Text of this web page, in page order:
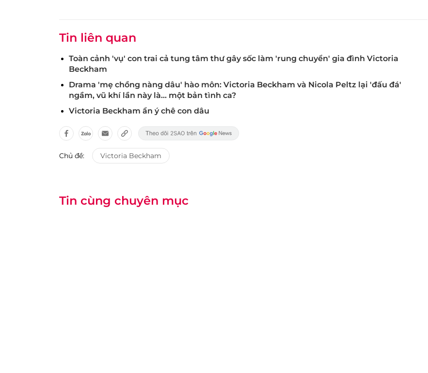
Tin liên quan
Toàn cảnh 'vụ' con trai cả tung tâm thư gây sốc làm 'rung chuyển' gia đình Victoria
Beckham
Drama 'mẹ chồng nàng dâu' hào môn: Victoria Beckham và Nicola Peltz lại 'đấu đá'
ngầm, vũ khí lần này là... một bản tình ca?
Victoria Beckham ẩn ý chê con dâu
Chủ đề: Victoria Beckham
Tin cùng chuyên mục